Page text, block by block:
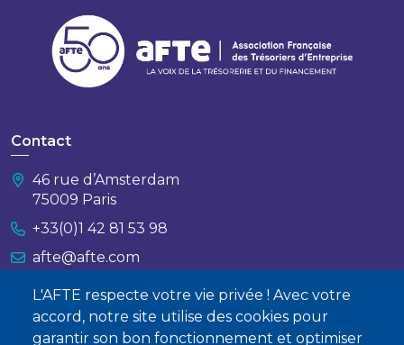
L'AFTE respecte votre vie privée ! Avec votre
accord, notre site utilise des cookies pour
garantir son bon fonctionnement et optimiser
Contact
46 rue d’Amsterdam
75009 Paris
+33(0)1 42 81 53 98
afte@afte.com
Nous contacter